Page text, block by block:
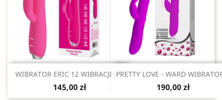
Szybki podgląd
WIBRATOR ERIC 12 WIBRACJI 3...
145,00 zł
Szybki podgląd
PRETTY LOVE - WARD
190,00 zł